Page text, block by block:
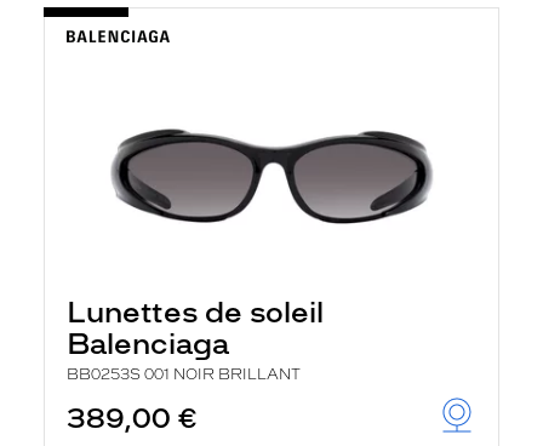
Lunettes de soleil
Balenciaga
BB0253S 001 NOIR BRILLANT
389,00 €